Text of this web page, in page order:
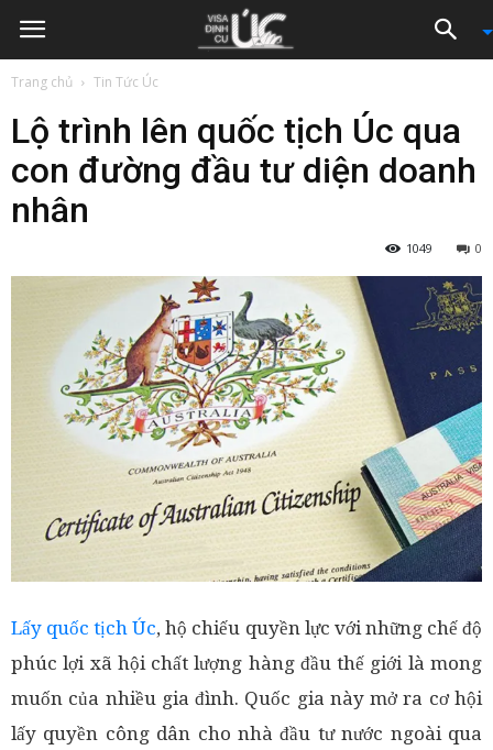
Trang chủ Tin Tức Úc
Lộ trình lên quốc tịch Úc qua
con đường đầu tư diện doanh
nhân
0
1049
Lấy quốc tịch Úc, hộ chiếu quyền lực với những chế độ
phúc lợi xã hội chất lượng hàng đầu thế giới là mong
muốn của nhiều gia đình. Quốc gia này mở ra cơ hội
lấy quyền công dân cho nhà đầu tư nước ngoài qua